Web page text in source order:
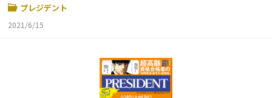
プレジデント
2021/6/15